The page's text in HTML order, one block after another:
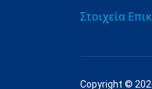
Στοιχεία
Copyright ©